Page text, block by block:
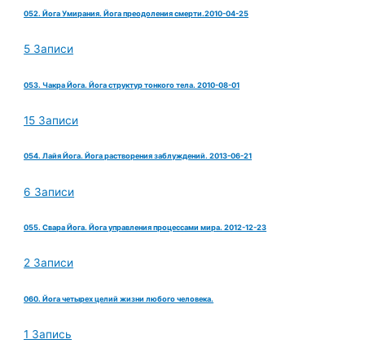
052. Йога Умирания. Йога преодоления смерти.2010-04-25
5 Записи
053. Чакра Йога. Йога структур тонкого тела. 2010-08-01
15 Записи
054. Лайя Йога. Йога растворения заблуждений. 2013-06-21
6 Записи
055. Свара Йога. Йога управления процессами мира. 2012-12-23
2 Записи
060. Йога четырех целий жизни любого человека.
1 Запись